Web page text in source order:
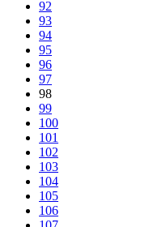
92
93
94
95
96
97
98
99
100
101
102
103
104
105
106